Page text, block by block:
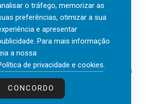
Global Outlook 2026
global em serviços de
e inteligência artificial (IA), acaba
recente...
o tráfego, memorizar as
preferências, otimizar a sua
e apresentar
Para mais informação
a nossa
de privacidade e cookies.
CONCORDO